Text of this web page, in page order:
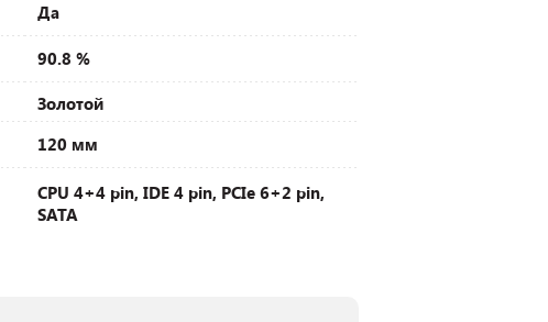
Да
90.8 %
Золотой
120 мм
CPU 4+4 pin, IDE 4 pin, PCIe 6+2 pin,
SATA